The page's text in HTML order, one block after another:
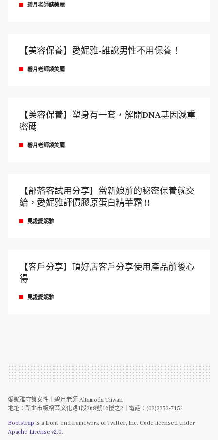
碧月老師談美麗
【美容保養】愛妮雅-誰說男性不用保養！
碧月老師談美麗
【美容保養】塑身有一套，解開DNA基因減重
密碼
碧月老師談美麗
【部落客試用分享】當新娘前的秘密保養就交
給，愛妮雅評價膠原蛋白精華霜 !!
見證愛妮雅
【客戶分享】頂好店客戶分享使用產品前後心
得
見證愛妮雅
愛妮雅守護女性｜碧月老師 Altamoda Taiwan
地址：新北市板橋區文化路1段268號16樓之2｜電話：(02)2252-7152
Bootstrap is a front-end framework of Twitter, Inc. Code licensed under
Apache License v2.0.